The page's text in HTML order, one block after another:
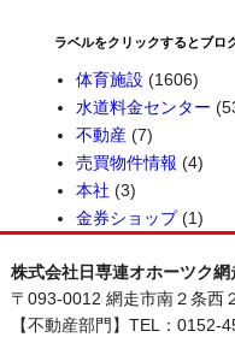
ラベルをクリックするとブロ
体育施設 (1606)
水道料金センター
不動産 (7)
売買物件情報 (4)
本社 (3)
金券ショップ (1)
株式会社日専連オホーツク網
〒093-0012 網走市南２条西
【不動産部門】TEL：0152-